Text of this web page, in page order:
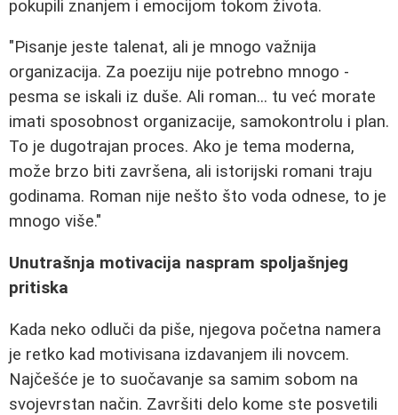
pokupili znanjem i emocijom tokom života.
"Pisanje jeste talenat, ali je mnogo važnija
organizacija. Za poeziju nije potrebno mnogo -
pesma se iskali iz duše. Ali roman... tu već morate
imati sposobnost organizacije, samokontrolu i plan.
To je dugotrajan proces. Ako je tema moderna,
može brzo biti završena, ali istorijski romani traju
godinama. Roman nije nešto što voda odnese, to je
mnogo više."
Unutrašnja motivacija naspram spoljašnjeg
pritiska
Kada neko odluči da piše, njegova početna namera
je retko kad motivisana izdavanjem ili novcem.
Najčešće je to suočavanje sa samim sobom na
svojevrstan način. Završiti delo kome ste posvetili